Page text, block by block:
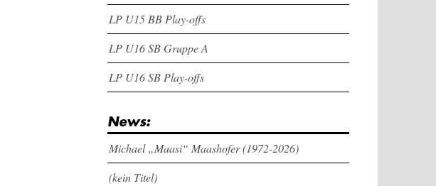
LP U15 BB Play-offs
LP U16 SB Gruppe A
LP U16 SB Play-offs
News:
Michael „Maasi“ Maashofer (1972-2026)
(kein Titel)